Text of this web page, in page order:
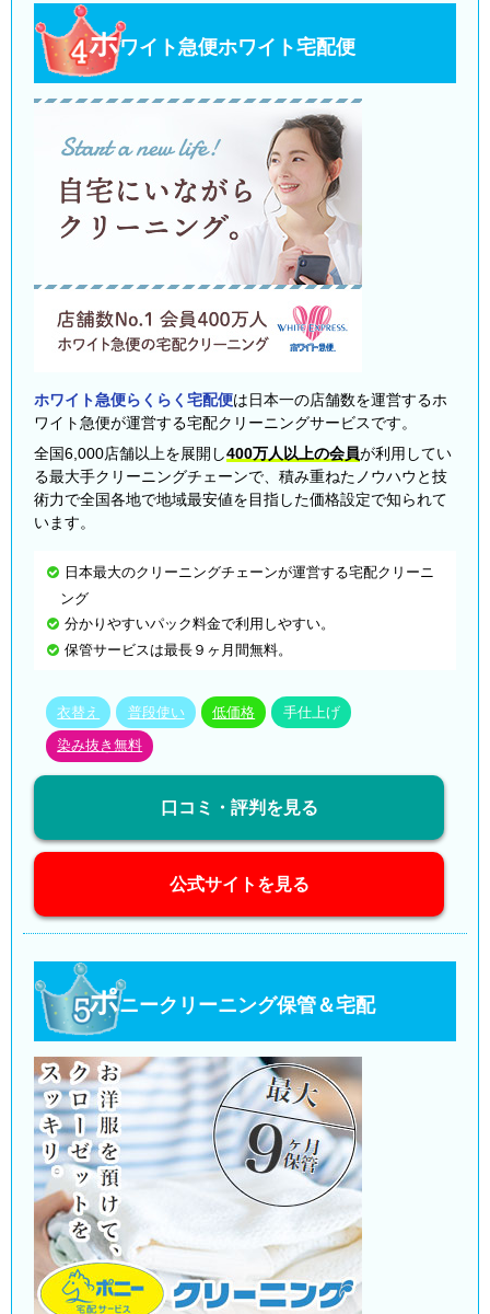
ホワイト急便ホワイト宅配便
ホワイト急便らくらく宅配便は日本一の店舗数を運営するホ
ワイト急便が運営する宅配クリーニングサービスです。
全国6,000店舗以上を展開し400万人以上の会員が利用してい
る最大手クリーニングチェーンで、積み重ねたノウハウと技
術力で全国各地で地域最安値を目指した価格設定で知られて
います。
日本最大のクリーニングチェーンが運営する宅配クリーニ
ング
分かりやすいパック料金で利用しやすい。
保管サービスは最長９ヶ月間無料。
衣替え 普段使い 低価格 手仕上げ
染み抜き無料
口コミ・評判を見る
公式サイトを見る
ポニークリーニング保管＆宅配